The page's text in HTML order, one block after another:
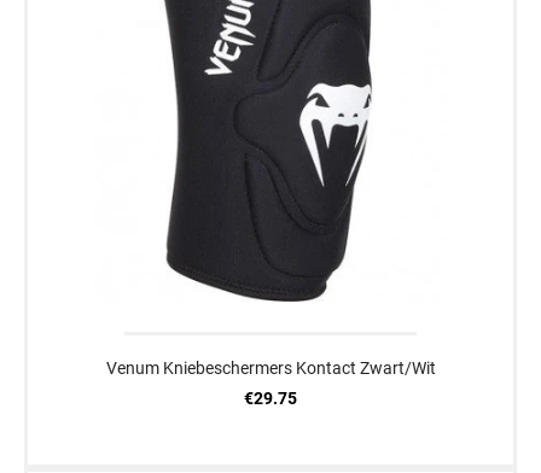
Venum Kniebeschermers Kontact Zwart/Wit
€29.75